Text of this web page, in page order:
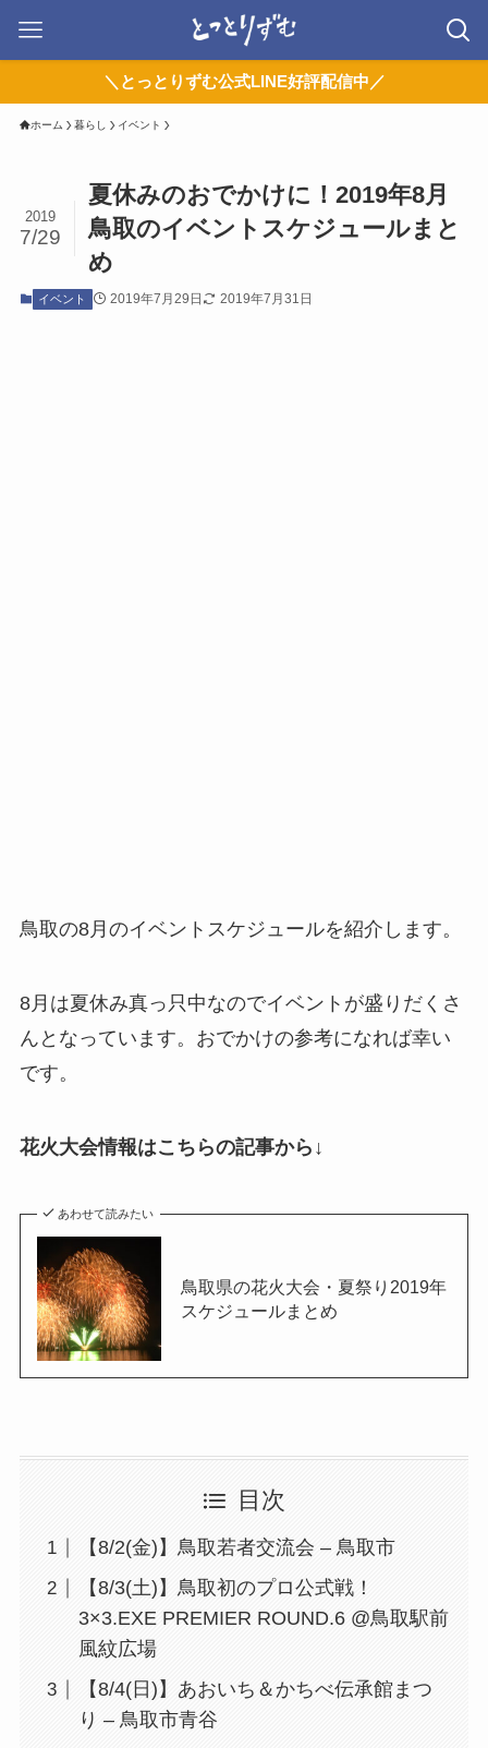
＼とっとりずむ公式LINE好評配信中／
ホーム 暮らし イベント
夏休みのおでかけに！2019年8月
鳥取のイベントスケジュールまと
め
2019
7/29
イベント 2019年7月29日 2019年7月31日
鳥取の8月のイベントスケジュールを紹介します。
8月は夏休み真っ只中なのでイベントが盛りだくさ
んとなっています。おでかけの参考になれば幸い
です。
花火大会情報はこちらの記事から↓
あわせて読みたい
鳥取県の花火大会・夏祭り2019年
スケジュールまとめ
目次
【8/2(金)】鳥取若者交流会 – 鳥取市
【8/3(土)】鳥取初のプロ公式戦！
3×3.EXE PREMIER ROUND.6 @鳥取駅前
風紋広場
【8/4(日)】あおいち＆かちべ伝承館まつ
り – 鳥取市青谷